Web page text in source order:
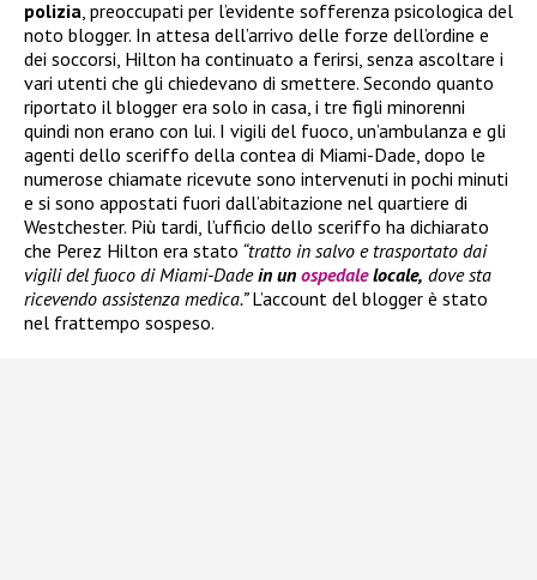
polizia , preoccupati per l’evidente sofferenza psicologica del
noto blogger. In attesa dell’arrivo delle forze dell’ordine e
dei soccorsi, Hilton ha continuato a ferirsi, senza ascoltare i
vari utenti che gli chiedevano di smettere. Secondo quanto
riportato il blogger era solo in casa, i tre figli minorenni
quindi non erano con lui. I vigili del fuoco, un’ambulanza e gli
agenti dello sceriffo della contea di Miami-Dade, dopo le
numerose chiamate ricevute sono intervenuti in pochi minuti
e si sono appostati fuori dall’abitazione nel quartiere di
Westchester. Più tardi, l’ufficio dello sceriffo ha dichiarato
che Perez Hilton era stato “tratto in salvo e trasportato dai
vigili del fuoco di Miami-Dadein un ospedalelocale, dove sta
ricevendo assistenza medica.”L’account del blogger è stato
nel frattempo sospeso.